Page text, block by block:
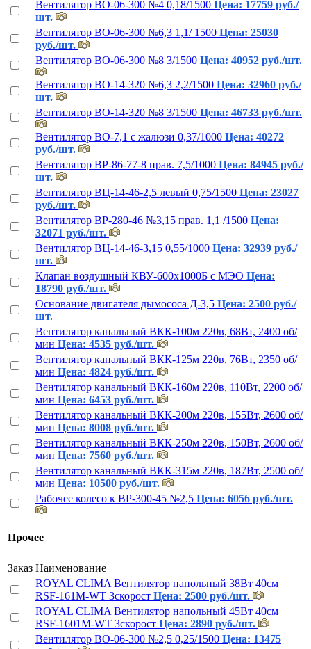
Вентилятор ВО-06-300 №4 0,18/1500 Цена: 17759 руб./
шт.
Вентилятор ВО-06-300 №6,3 1,1/ 1500 Цена: 25030
руб./шт.
Вентилятор ВО-06-300 №8 3/1500 Цена: 40952 руб./шт.
Вентилятор ВО-14-320 №6,3 2,2/1500 Цена: 32960 руб./
шт.
Вентилятор ВО-14-320 №8 3/1500 Цена: 46733 руб./шт.
Вентилятор ВО-7,1 с жалюзи 0,37/1000 Цена: 40272
руб./шт.
Вентилятор ВР-86-77-8 прав. 7,5/1000 Цена: 84945 руб./
шт.
Вентилятор ВЦ-14-46-2,5 левый 0,75/1500 Цена: 23027
руб./шт.
Вентилятор ВР-280-46 №3,15 прав. 1,1 /1500 Цена:
32071 руб./шт.
Вентилятор ВЦ-14-46-3,15 0,55/1000 Цена: 32939 руб./
шт.
Клапан воздушный КВУ-600х1000Б с МЭО Цена:
18790 руб./шт.
Основание двигателя дымососа Д-3,5 Цена: 2500 руб./
шт.
Вентилятор канальный ВКК-100м 220в, 68Вт, 2400 об/
мин Цена: 4535 руб./шт.
Вентилятор канальный ВКК-125м 220в, 76Вт, 2350 об/
мин Цена: 4824 руб./шт.
Вентилятор канальный ВКК-160м 220в, 110Вт, 2200 об/
мин Цена: 6453 руб./шт.
Вентилятор канальный ВКК-200м 220в, 155Вт, 2600 об/
мин Цена: 8008 руб./шт.
Вентилятор канальный ВКК-250м 220в, 150Вт, 2600 об/
мин Цена: 7560 руб./шт.
Вентилятор канальный ВКК-315м 220в, 187Вт, 2500 об/
мин Цена: 10500 руб./шт.
Рабочее колесо к ВР-300-45 №2,5 Цена: 6056 руб./шт.
Прочее
Заказ Наименование
ROYAL CLIMA Вентилятор напольный 38Вт 40см
RSF-161M-WT 3скорост Цена: 2500 руб./шт.
ROYAL CLIMA Вентилятор напольный 45Вт 40см
RSF-1601M-WT 3скорост Цена: 2890 руб./шт.
Вентилятор ВО-06-300 №2,5 0,25/1500 Цена: 13475